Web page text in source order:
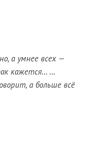
а умнее всех —
кажется… …
а больше всё